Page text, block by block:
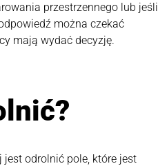
przestrzennego lub jeśli
można czekać
mają wydać decyzję.
jest odrolnić pole, które jest